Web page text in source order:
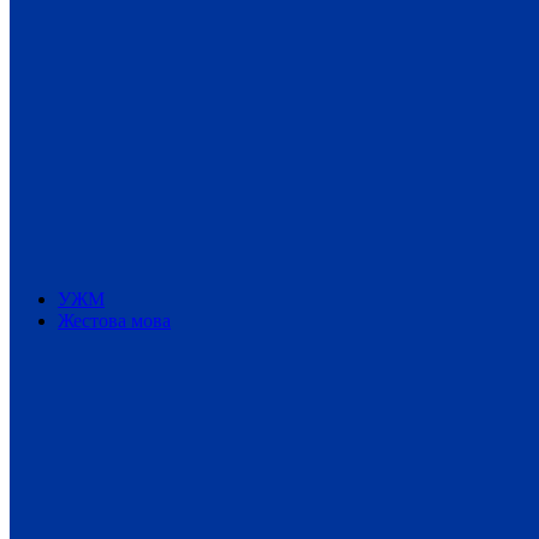
УЖМ
Жестова мова